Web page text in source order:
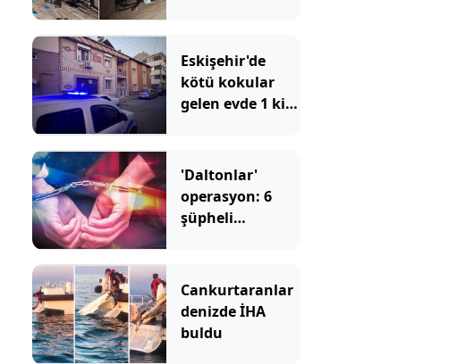
Eskişehir'de
kötü kokular
gelen evde 1 kişi
'Daltonlar'
operasyon: 6
şüpheli
Cankurtaranlar
denizde İHA
buldu